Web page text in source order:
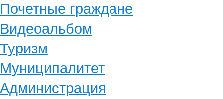
Почетные граждане
Видеоальбом
Туризм
Муниципалитет
Администрация